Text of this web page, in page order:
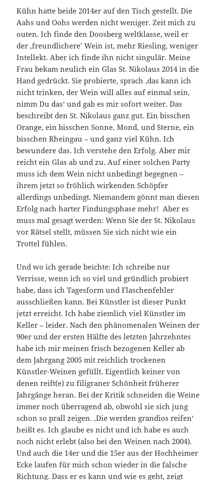
Kühn hatte beide 2014er auf den Tisch gestellt. Die
Aahs und Oohs werden nicht weniger. Zeit mich zu
outen. Ich finde den Doosberg weltklasse, weil er
der ‚freundlichere’ Wein ist, mehr Riesling, weniger
Intellekt. Aber ich finde ihn nicht singulär. Meine
Frau bekam neulich ein Glas St. Nikolaus 2014 in die
Hand gedrückt. Sie probierte, sprach ‚das kann ich
nicht trinken, der Wein will alles auf einmal sein,
nimm Du das‘ und gab es mir sofort weiter. Das
beschreibt den St. Nikolaus ganz gut. Ein bisschen
Orange, ein bisschen Sonne, Mond, und Sterne, ein
bisschen Rheingau – und ganz viel Kühn. Ich
bewundere das. Ich verstehe den Erfolg. Aber mir
reicht ein Glas ab und zu. Auf einer solchen Party
muss ich dem Wein nicht unbedingt begegnen –
ihrem jetzt so fröhlich wirkenden Schöpfer
allerdings unbedingt. Niemandem gönnt man diesen
Erfolg nach harter Findungsphase mehr! Aber es
muss mal gesagt werden: Wenn Sie der St. Nikolaus
vor Rätsel stellt, müssen Sie sich nicht wie ein
Trottel fühlen.
Und wo ich gerade beichte: Ich schreibe nur
Verrisse, wenn ich so viel und gründlich probiert
habe, dass ich Tagesform und Flaschenfehler
ausschließen kann. Bei Künstler ist dieser Punkt
jetzt erreicht. Ich habe ziemlich viel Künstler im
Keller – leider. Nach den phänomenalen Weinen der
90er und der ersten Hälfte des letzten Jahrzehntes
habe ich mir meinen frisch bezogenen Keller ab
dem Jahrgang 2005 mit reichlich trockenen
Künstler-Weinen gefüllt. Eigentlich keiner von
denen reift(e) zu filigraner Schönheit früherer
Jahrgänge heran. Bei der Kritik schneiden die Weine
immer noch überragend ab, obwohl sie sich jung
schon so prall zeigen. ‚Die werden grandios reifen‘
heißt es. Ich glaube es nicht und ich habe es auch
noch nicht erlebt (also bei den Weinen nach 2004).
Und auch die 14er und die 15er aus der Hochheimer
Ecke laufen für mich schon wieder in die falsche
Richtung. Dass er es kann und wie es geht, zeigt